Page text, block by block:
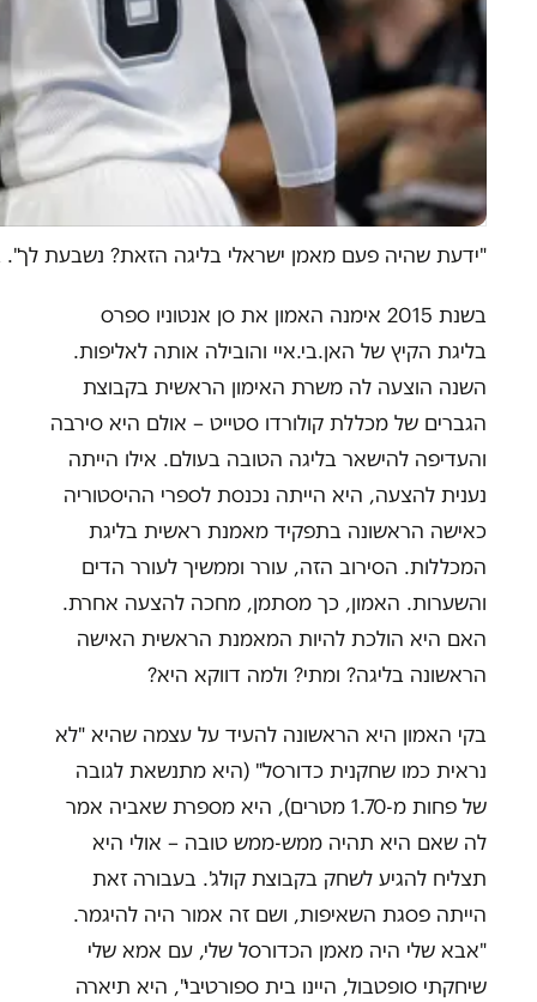
"ידעת שהיה פעם מאמן ישראלי בליגה הזאת? נשבעת לך".
בשנת 2015 אימנה האמון את סן אנטוניו ספרס
בליגת הקיץ של האן.בי.איי והובילה אותה לאליפות.
השנה הוצעה לה משרת האימון הראשית בקבוצת
הגברים של מכללת קולורדו סטייט – אולם היא סירבה
והעדיפה להישאר בליגה הטובה בעולם. אילו הייתה
נענית להצעה, היא הייתה נכנסת לספרי ההיסטוריה
כאישה הראשונה בתפקיד מאמנת ראשית בליגת
המכללות. הסירוב הזה, עורר וממשיך לעורר הדים
והשערות. האמון, כך מסתמן, מחכה להצעה אחרת.
האם היא הולכת להיות המאמנת הראשית האישה
הראשונה בליגה? ומתי? ולמה דווקא היא?
בקי האמון היא הראשונה להעיד על עצמה שהיא "לא
נראית כמו שחקנית כדורסל" (היא מתנשאת לגובה
של פחות מ-1.70 מטרים), היא מספרת שאביה אמר
לה שאם היא תהיה ממש-ממש טובה – אולי היא
תצליח להגיע לשחק בקבוצת קולג'. בעבורה זאת
הייתה פסגת השאיפות, ושם זה אמור היה להיגמר.
"אבא שלי היה מאמן הכדורסל שלי, עם אמא שלי
שיחקתי סופטבול, היינו בית ספורטיבי", היא תיארה